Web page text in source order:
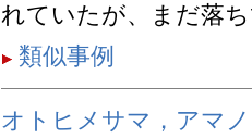
れていたが、まだ落
類似事例
オトヒメサマ，アマ